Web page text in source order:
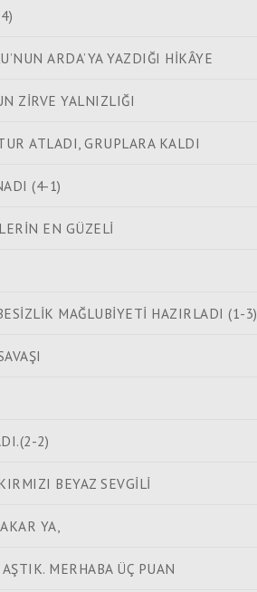
ARDA’YA YAZDIĞI HİKÂYE
ZİRVE YALNIZLIĞI
ATLADI, GRUPLARA KALDI
(4-1)
EN GÜZELİ
MAĞLUBİYETİ HAZIRLADI (1-3)
2)
BEYAZ SEVGİLİ
YA,
MERHABA ÜÇ PUAN